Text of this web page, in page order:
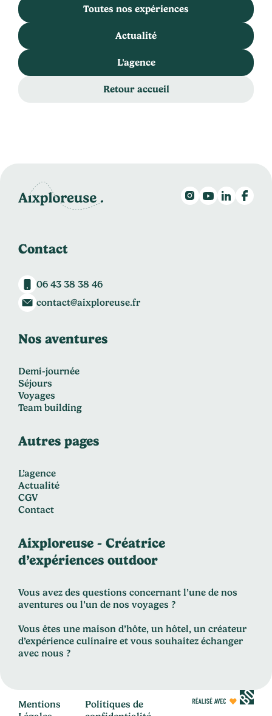
Toutes nos expériences
Actualité
L'agence
Retour accueil
Contact
06 43 38 38 46
contact@aixploreuse.fr
Nos aventures
Demi-journée
Séjours
Voyages
Team building
Autres pages
L’agence
Actualité
CGV
Contact
Aixploreuse - Créatrice
d’expériences outdoor
Vous avez des questions concernant l’une de nos
aventures ou l’un de nos voyages ?
Vous êtes une maison d’hôte, un hôtel, un créateur
d’expérience culinaire et vous souhaitez échanger
avec nous ?
Mentions
Politiques de